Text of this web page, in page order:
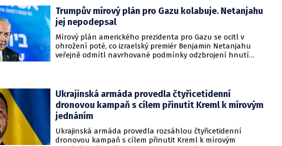
Trumpův mírový plán pro Gazu kolabuje. Netanjahu
jej nepodepsal
Mírový plán amerického prezidenta pro Gazu se ocitl v
ohrožení poté, co izraelský premiér Benjamin Netanjahu
veřejně odmítl navrhované podmínky odzbrojení hnutí
Ukrajinská armáda provedla čtyřicetidenní
dronovou kampaň s cílem přinutit Kreml k mírovým
jednáním
Ukrajinská armáda provedla rozsáhlou čtyřicetidenní
dronovou kampaň s cílem přinutit Kreml k mírovým